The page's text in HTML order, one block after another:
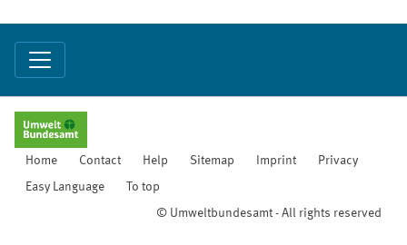
Home Contact Help Sitemap Imprint Privacy
Easy Language To top
© Umweltbundesamt - All rights reserved